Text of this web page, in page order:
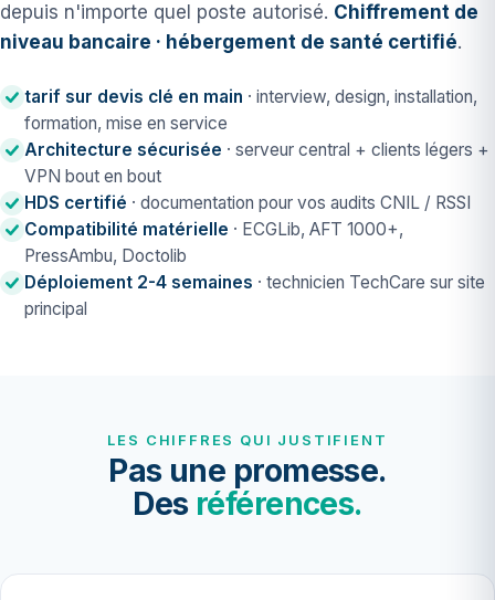
depuis n'importe quel poste autorisé. Chiffrement de
niveau bancaire · hébergement de santé certifié.
tarif sur devis clé en main · interview, design, installation,
formation, mise en service
Architecture sécurisée · serveur central + clients légers +
VPN bout en bout
HDS certifié · documentation pour vos audits CNIL / RSSI
Compatibilité matérielle · ECGLib, AFT 1000+,
PressAmbu, Doctolib
Déploiement 2-4 semaines · technicien TechCare sur site
principal
LES CHIFFRES QUI JUSTIFIENT
Pas une promesse.
Des références.